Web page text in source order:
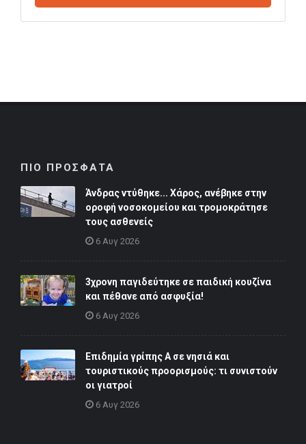
ΠΙΟ ΠΡΟΣΦΑΤΑ
Άνδρας ντύθηκε... Χάρος, ανέβηκε στην
οροφή νοσοκομείου και τρομοκράτησε
τους ασθενείς
6 Αυγ 2026
3χρονη παγιδεύτηκε σε παιδική κουζίνα
και πέθανε από ασφυξία!
6 Αυγ 2026
Επιδημία γρίπης Α σε νησιά και
τουριστικούς προορισμούς: τι συνιστούν
οι γιατροί
6 Αυγ 2026